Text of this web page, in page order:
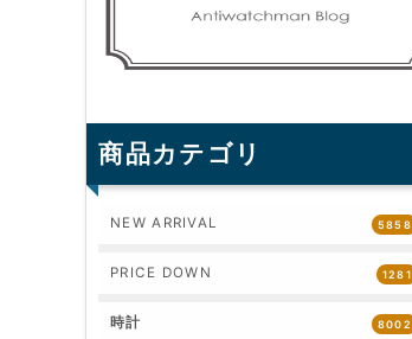
商品カテゴリ
NEW ARRIVAL 5858
PRICE DOWN 1281
時計 8002